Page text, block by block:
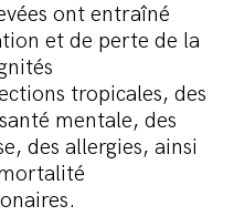
ont entraîné
et de perte de la
tropicales, des
mentale, des
des allergies, ainsi